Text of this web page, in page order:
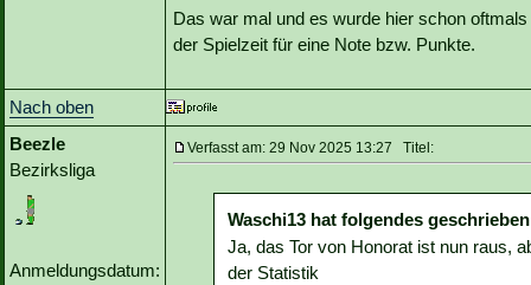
Das war mal und es wurde hier schon
der Spielzeit für eine Note bzw. Punkte.
Nach oben
Beezle
Bezirksliga
Anmeldungsdatum:
Verfasst am: 29 Nov 2025 13:27 Titel:
Waschi13 hat folgendes
Ja, das Tor von Honorat ist nun raus,
der Statistik